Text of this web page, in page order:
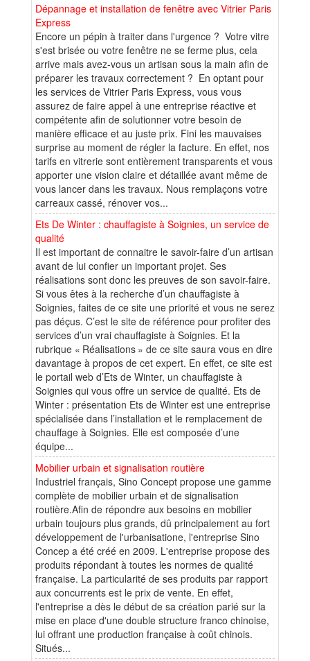
Dépannage et installation de fenêtre avec Vitrier Paris
Express
Encore un pépin à traiter dans l'urgence ? Votre vitre
s'est brisée ou votre fenêtre ne se ferme plus, cela
arrive mais avez-vous un artisan sous la main afin de
préparer les travaux correctement ? En optant pour
les services de Vitrier Paris Express, vous vous
assurez de faire appel à une entreprise réactive et
compétente afin de solutionner votre besoin de
manière efficace et au juste prix. Fini les mauvaises
surprise au moment de régler la facture. En effet, nos
tarifs en vitrerie sont entièrement transparents et vous
apporter une vision claire et détaillée avant même de
vous lancer dans les travaux. Nous remplaçons votre
carreaux cassé, rénover vos...
Ets De Winter : chauffagiste à Soignies, un service de
qualité
Il est important de connaitre le savoir-faire d’un artisan
avant de lui confier un important projet. Ses
réalisations sont donc les preuves de son savoir-faire.
Si vous êtes à la recherche d’un chauffagiste à
Soignies, faites de ce site une priorité et vous ne serez
pas déçus. C’est le site de référence pour profiter des
services d’un vrai chauffagiste à Soignies. Et la
rubrique « Réalisations » de ce site saura vous en dire
davantage à propos de cet expert. En effet, ce site est
le portail web d’Ets de Winter, un chauffagiste à
Soignies qui vous offre un service de qualité. Ets de
Winter : présentation Ets de Winter est une entreprise
spécialisée dans l’installation et le remplacement de
chauffage à Soignies. Elle est composée d’une
équipe...
Mobilier urbain et signalisation routière
Industriel français, Sino Concept propose une gamme
complète de mobilier urbain et de signalisation
routière.Afin de répondre aux besoins en mobilier
urbain toujours plus grands, dû principalement au fort
développement de l'urbanisatione, l'entreprise Sino
Concep a été créé en 2009. L'entreprise propose des
produits répondant à toutes les normes de qualité
française. La particularité de ses produits par rapport
aux concurrents est le prix de vente. En effet,
l'entreprise a dès le début de sa création parié sur la
mise en place d'une double structure franco chinoise,
lui offrant une production française à coût chinois.
Situés...